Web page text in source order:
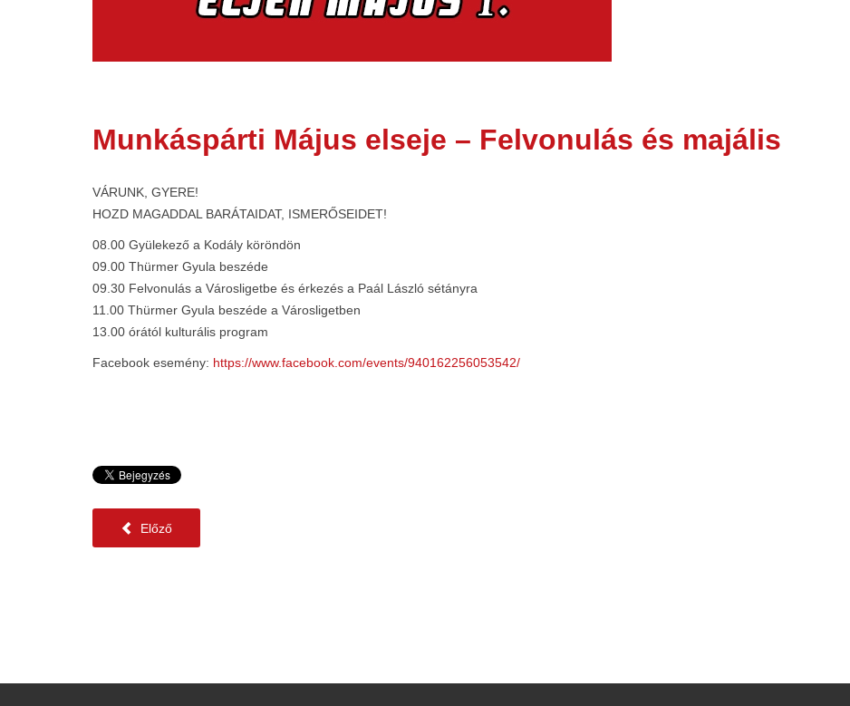
Munkáspárti Május elseje – Felvonulás és majális
VÁRUNK, GYERE!
HOZD MAGADDAL BARÁTAIDAT, ISMERŐSEIDET!
08.00 Gyülekező a Kodály köröndön
09.00 Thürmer Gyula beszéde
09.30 Felvonulás a Városligetbe és érkezés a Paál László sétányra
11.00 Thürmer Gyula beszéde a Városligetben
13.00 órától kulturális program
Facebook esemény: https://www.facebook.com/events/940162256053542/
Előző